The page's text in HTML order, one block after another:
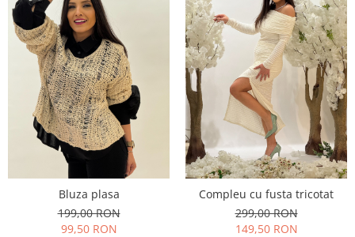
Bluza plasa
199,00 RON
99,50 RON
Compleu cu fusta tricotat
299,00 RON
149,50 RON